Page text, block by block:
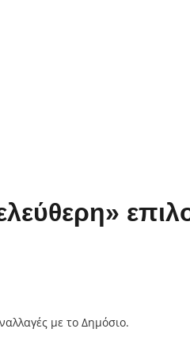
με το Δημόσιο.